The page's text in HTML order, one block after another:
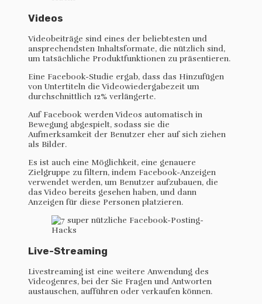
Videos
Videobeiträge sind eines der beliebtesten und
ansprechendsten Inhaltsformate, die nützlich sind,
um tatsächliche Produktfunktionen zu präsentieren.
Eine Facebook-Studie ergab, dass das Hinzufügen
von Untertiteln die Videowiedergabezeit um
durchschnittlich 12% verlängerte.
Auf Facebook werden Videos automatisch in
Bewegung abgespielt, sodass sie die
Aufmerksamkeit der Benutzer eher auf sich ziehen
als Bilder.
Es ist auch eine Möglichkeit, eine genauere
Zielgruppe zu filtern, indem Facebook-Anzeigen
verwendet werden, um Benutzer aufzubauen, die
das Video bereits gesehen haben, und dann
Anzeigen für diese Personen platzieren.
Live-Streaming
Livestreaming ist eine weitere Anwendung des
Videogenres, bei der Sie Fragen und Antworten
austauschen, aufführen oder verkaufen können.